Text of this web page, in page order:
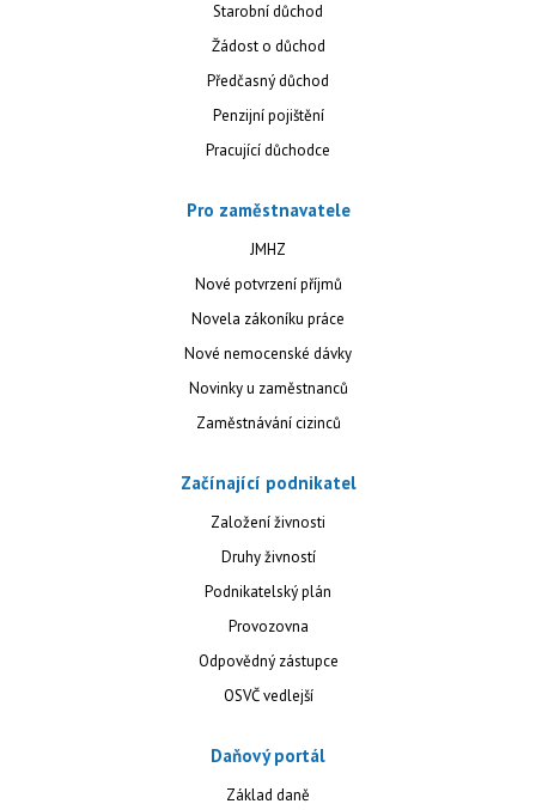
Starobní důchod
Žádost o důchod
Předčasný důchod
Penzijní pojištění
Pracující důchodce
Pro zaměstnavatele
JMHZ
Nové potvrzení příjmů
Novela zákoníku práce
Nové nemocenské dávky
Novinky u zaměstnanců
Zaměstnávání cizinců
Začínající podnikatel
Založení živnosti
Druhy živností
Podnikatelský plán
Provozovna
Odpovědný zástupce
OSVČ vedlejší
Daňový portál
Základ daně